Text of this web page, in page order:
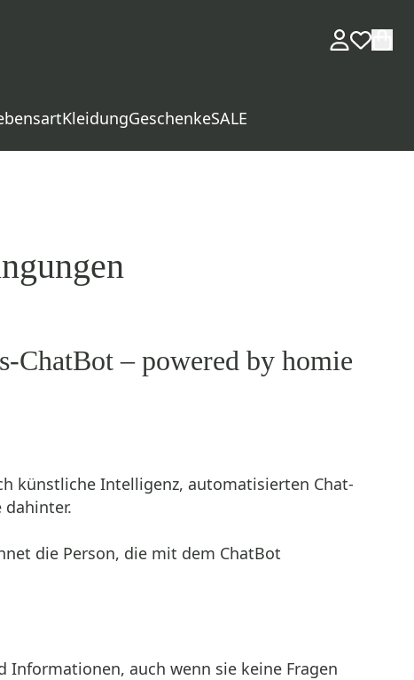
KleidungGeschenkeSALE
ChatBot – powered by homie
künstliche Intelligenz, automatisierten Chat-
dahinter.
die Person, die mit dem ChatBot
Informationen, auch wenn sie keine Fragen